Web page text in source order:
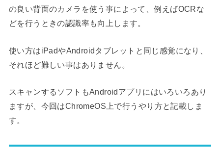
の良い背面のカメラを使う事によって、例えばOCRな
どを行うときの認識率も向上します。
使い方はiPadやAndroidタブレットと同じ感覚になり、
それほど難しい事はありません。
スキャンするソフトもAndroidアプリにはいろいろあり
ますが、今回はChromeOS上で行うやり方と記載しま
す。